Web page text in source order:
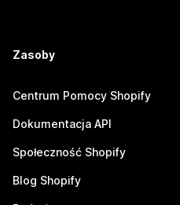
Zasoby
Centrum Pomocy Shopify
Dokumentacja API
Społeczność Shopify
Blog Shopify